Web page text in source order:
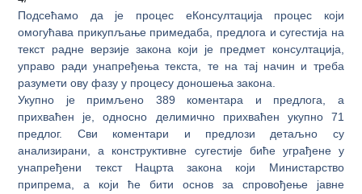
Подсећамо да је процес еКонсултација процес који
омогућава прикупљање примедаба, предлога и сугестија на
текст радне верзије закона који је предмет консултација,
управо ради унапређења текста, те на тај начин и треба
разумети ову фазу у процесу доношења закона.
Укупно је примљено 389 коментара и предлога, а
прихваћен је, односно делимично прихваћен укупно 71
предлог. Сви коментари и предлози детаљно су
анализирани, а конструктивне сугестије биће уграђене у
унапређени текст Нацрта закона који Министарство
припрема, а који ће бити основ за спровођење јавне